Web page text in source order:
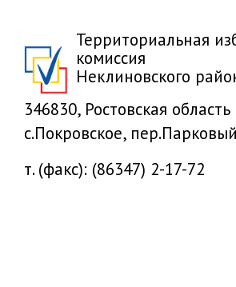
Территориальная
комиссия
Неклиновского
346830, Ростовская область
с.Покровское,
т. (факс): (86347) 2-17-72